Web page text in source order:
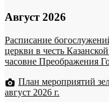
Август 2026
Расписание
церкви в честь
часовне Преображения
План мероприятий
август 2026 г.